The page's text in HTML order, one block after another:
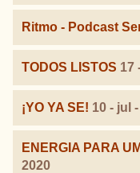
Ritmo - Podcast
TODOS LISTOS 17
¡YO YA SE! 10 - jul
ENERGIA PARA
2020